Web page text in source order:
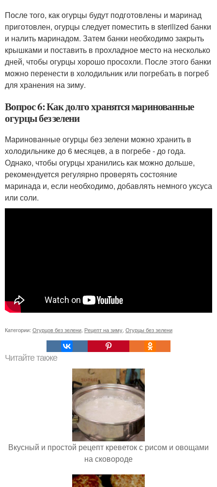
После того, как огурцы будут подготовлены и маринад
приготовлен, огурцы следует поместить в sterilized банки
и налить маринадом. Затем банки необходимо закрыть
крышками и поставить в прохладное место на несколько
дней, чтобы огурцы хорошо просохли. После этого банки
можно перенести в холодильник или погребать в погреб
для хранения на зиму.
Вопрос 6: Как долго хранятся маринованные
огурцы без зелени
Маринованные огурцы без зелени можно хранить в
холодильнике до 6 месяцев, а в погребе - до года.
Однако, чтобы огурцы хранились как можно дольше,
рекомендуется регулярно проверять состояние
маринада и, если необходимо, добавлять немного уксуса
или соли.
Категории: Огурцов без зелени Рецепт на зиму Огурцы без зелени
Читайте также
Вкусный и простой рецепт креветок с рисом и овощами
на сковороде